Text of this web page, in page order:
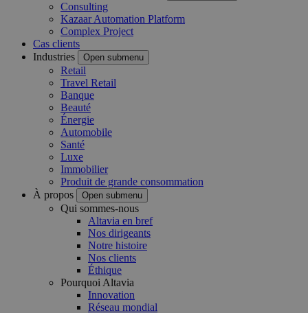
Consulting
Kazaar Automation Platform
Complex Project
Cas clients
Industries
Open submenu
Retail
Travel Retail
Banque
Beauté
Énergie
Automobile
Santé
Luxe
Immobilier
Produit de grande consommation
À propos
Open submenu
Qui sommes-nous
Altavia en bref
Nos dirigeants
Notre histoire
Nos clients
Éthique
Pourquoi Altavia
Innovation
Réseau mondial